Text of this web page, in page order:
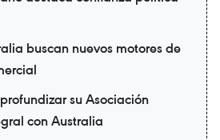
buscan nuevos motores de
su Asociación
con Australia